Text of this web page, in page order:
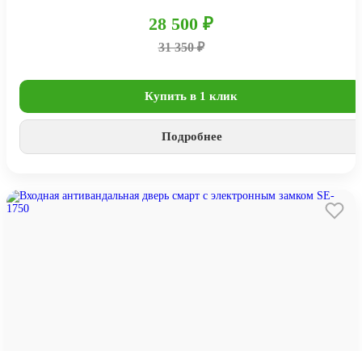
28 500 ₽
31 350 ₽
Купить в 1 клик
Подробнее